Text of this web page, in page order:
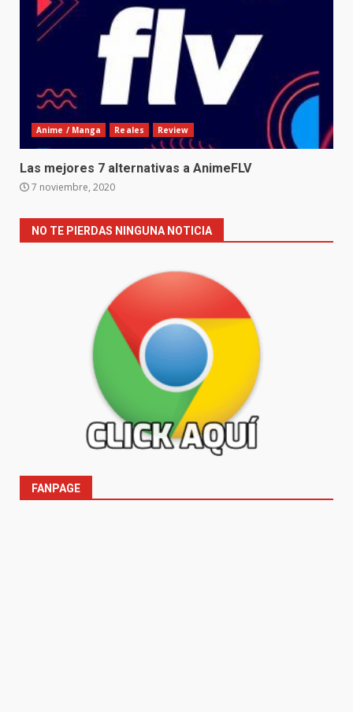
Anime / Manga Reales Review
Las mejores 7 alternativas a AnimeFLV
7 noviembre, 2020
NO TE PIERDAS NINGUNA NOTICIA
FANPAGE